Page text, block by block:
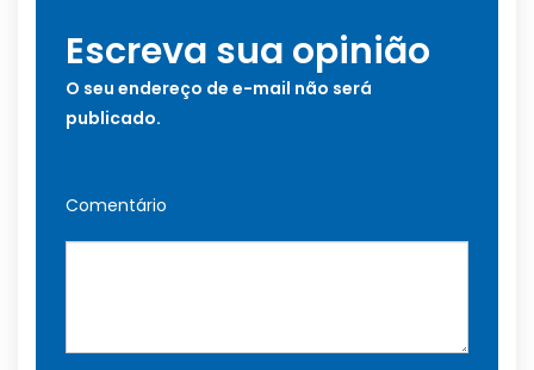
Escreva sua opinião
O seu endereço de e-mail não será
publicado.
Comentário